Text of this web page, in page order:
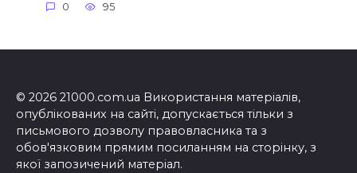
0 95
© 2026 21000.com.ua Використання матеріалів,
опублікованих на сайті, допускається тільки з
письмового дозволу правовласника та з
обов'язковим прямим посиланням на сторінку, з
якої запозичений матеріал.